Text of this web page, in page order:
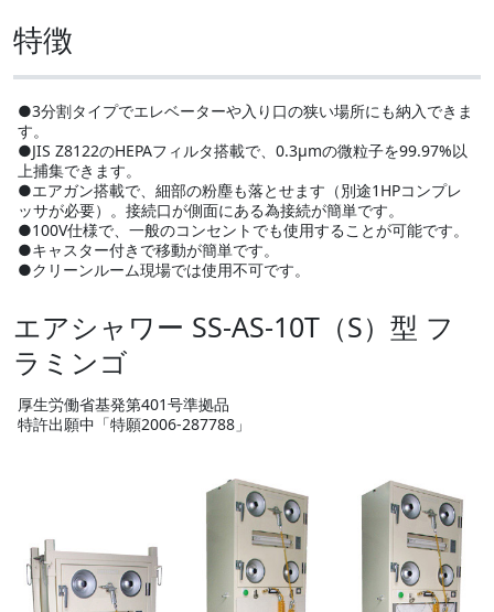
特徴
●3分割タイプでエレベーターや入り口の狭い場所にも納入できま
す。
●JIS Z8122のHEPAフィルタ搭載で、0.3μmの微粒子を99.97%以
上捕集できます。
●エアガン搭載で、細部の粉塵も落とせます（別途1HPコンプレ
ッサが必要）。接続口が側面にある為接続が簡単です。
●100V仕様で、一般のコンセントでも使用することが可能です。
●キャスター付きで移動が簡単です。
●クリーンルーム現場では使用不可です。
エアシャワー SS-AS-10T（S）型 フ
ラミンゴ
厚生労働省基発第401号準拠品
特許出願中「特願2006-287788」